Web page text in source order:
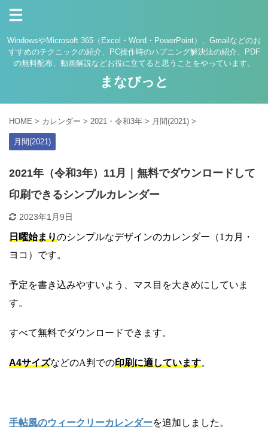
WindowsやMicrosoft 365（Excel・Word・PowerPoint）、Gmailなどのお
すすめのテクニックの紹介、PC操作時のハプニング解決法の紹介、PDF
の無料配布、動画解説などお役に立てると思うことをやっています。
まなびっと
HOME > カレンダー > 2021・令和3年 > 月間(2021) >
月間(2021)
2021年（令和3年）11月｜無料でダウンロードして
印刷できるシンプルカレンダー
2023年1月9日
日曜始まりのシンプルなデザインのカレンダー（1カ月・
ヨコ）です。
予定を書き込みやすいよう、マス目を大きめにしていま
す。
すべて無料でダウンロードできます。
A4サイズなどのA判での印刷に適しています。
手帖風のウィークリーカレンダーを追加しました。